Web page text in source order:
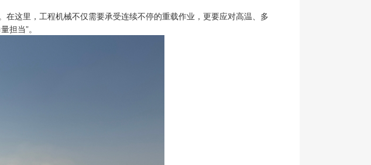
这里，工程机械不仅需要承受连续不停的重载作业，更要应对高温、多
担当”。